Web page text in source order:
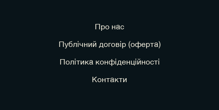
Про нас
Публічний договір (оферта)
Політика конфіденційності
Контакти